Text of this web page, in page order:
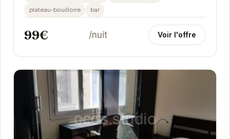
plateau-bouilloire
bar
99€ /nuit Voir l'offre